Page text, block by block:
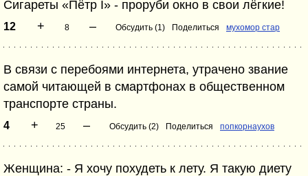
Сигареты «Пётр I» - проруби окно в свои лёгкие!
12 + 8 – Обсудить (1) Поделиться мухомор стар
В связи с перебоями интернета, утрачено звание
самой читающей в смартфонах в общественном
транспорте страны.
4 + 25 – Обсудить (2) Поделиться попкорнаухов
Женщина: - Я хочу похудеть к лету. Я такую диету